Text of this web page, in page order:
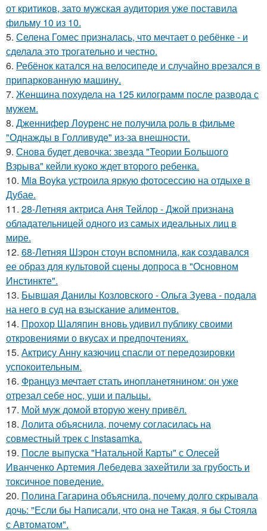
от критиков, зато мужская аудитория уже поставила
фильму 10 из 10.
5. Селена Гомес призналась, что мечтает о ребёнке - и
сделала это трогательно и честно.
6. Ребёнок катался на велосипеде и случайно врезался в
припаркованную машину.
7. Женщина похудела на 125 килограмм после развода с
мужем.
8. Дженнифер Лоуренс не получила роль в фильме
"Однажды в Голливуде" из-за внешности.
9. Снова будет девочка: звезда "Теории Большого
Взрыва" кейли куоко ждет второго ребенка.
10. Mia Boyka устроила яркую фотосессию на отдыхе в
Дубае.
11. 28-Летняя актриса Аня Тейлор - Джой признана
обладательницей одного из самых идеальных лиц в
мире.
12. 68-Летняя Шэрон стоун вспомнила, как создавался
ее образ для культовой сцены допроса в "Основном
Инстинкте".
13. Бывшая Данилы Козловского - Ольга Зуева - подала
на него в суд на взыскание алиментов.
14. Прохор Шаляпин вновь удивил публику своими
откровениями о вкусах и предпочтениях.
15. Актрису Анну казючиц спасли от передозировки
успокоительным.
16. Француз мечтает стать инопланетянином: он уже
отрезал себе нос, уши и пальцы.
17. Мой муж домой вторую жену привёл.
18. Лолита объяснила, почему согласилась на
совместный трек с Instasamka.
19. После выпуска "Натальной Карты" с Олесей
Иванченко Артемия Лебедева захейтили за грубость и
токсичное поведение.
20. Полина Гагарина объяснила, почему долго скрывала
дочь: "Если бы Написали, что она не Такая, я бы Стояла
с Автоматом".